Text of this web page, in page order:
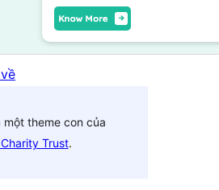
theme con của
Trust.